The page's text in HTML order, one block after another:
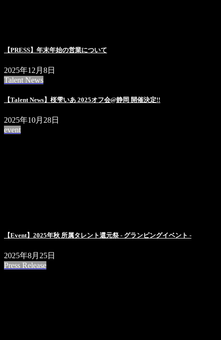
【PRESS】年末年始の営業について
2025年12月8日
Talent News
【Talent News】桜雫いあ 2025オフ会@静岡 開催決定!!
2025年10月28日
event
【Event】2025年秋 所属タレント還元祭 - グランピングイベント -
2025年8月25日
Press Release